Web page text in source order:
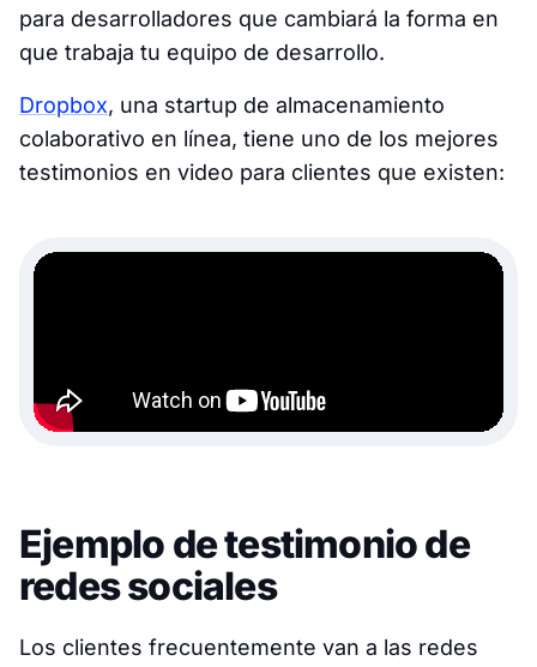
para desarrolladores que cambiará la forma en
que trabaja tu equipo de desarrollo.
Dropbox, una startup de almacenamiento
colaborativo en línea, tiene uno de los mejores
testimonios en video para clientes que existen:
Ejemplo de testimonio de
redes sociales
Los clientes frecuentemente van a las redes